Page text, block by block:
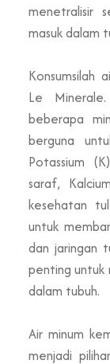
menetralisir
masuk dalam
Konsumsilah
Le
beberapa
berguna
Potassium
saraf,
kesehatan
untuk
dan jaringan
penting untuk
dalam tubuh.
Air minum
menjadi